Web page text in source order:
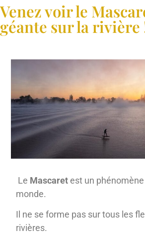
Venez voir le
géante sur la rivière
Le Mascaret est un
monde.
Il ne se forme pas sur tous les
rivières.